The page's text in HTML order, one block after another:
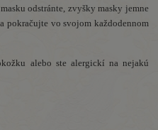
odstránte, zvyšky masky jemne
pokračujte vo svojom každodennom
alebo ste alergickí na nejakú